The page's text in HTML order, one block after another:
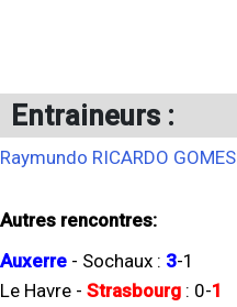
Entraineurs :
Raymundo RICARDO GOMES
Autres rencontres:
Auxerre - Sochaux : 3-1
Le Havre - Strasbourg : 0-1